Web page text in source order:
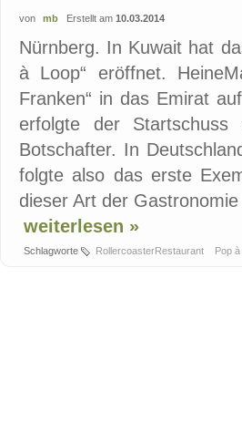
von mb Erstellt am 10.03.2014
Nürnberg. In Kuwait hat
à Loop“ eröffnet.
Franken“ in das Emirat
erfolgte der Startschuss
Botschafter. In
folgte also das erste
dieser Art der
weiterlesen »
Schlagworte RollercoasterRestaurant Pop